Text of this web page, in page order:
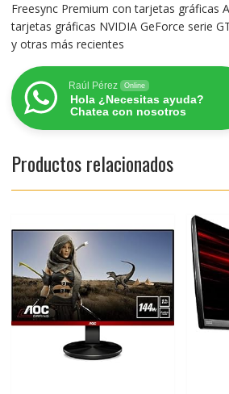
Freesync Premium con tarjetas gráficas
tarjetas gráficas NVIDIA GeForce serie
y otras más recientes
Raúl Pérez Online
Hola ¿Necesitas ayuda?
Chatea con nosotros
Productos relacionados